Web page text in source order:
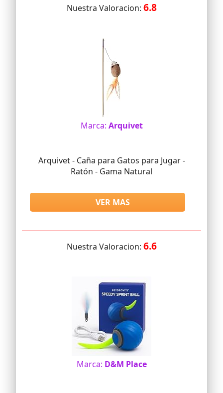
Nuestra Valoracion: 6.8
Marca: Arquivet
Arquivet - Caña para Gatos para Jugar -
Ratón - Gama Natural
VER MAS
Nuestra Valoracion: 6.6
Marca: D&M Place